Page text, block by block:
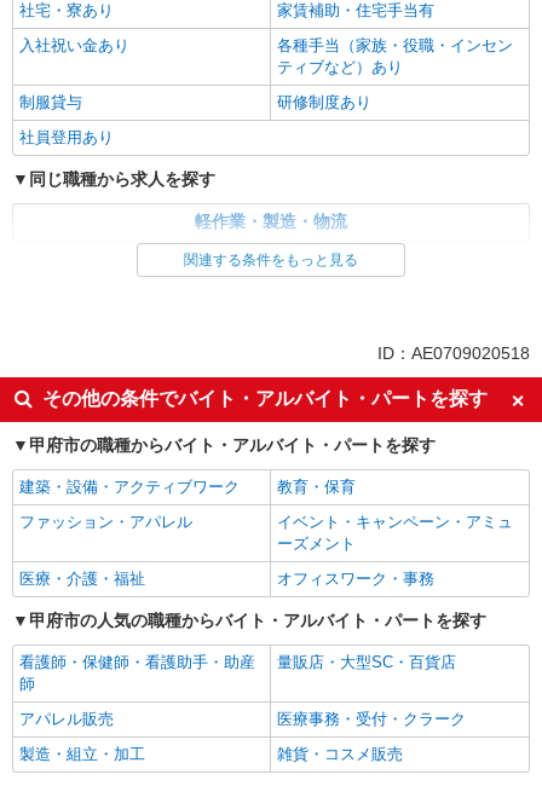
社宅・寮あり
家賃補助・住宅手当有
入社祝い金あり
各種手当（家族・役職・インセン
ティブなど）あり
制服貸与
研修制度あり
社員登用あり
同じ職種から求人を探す
軽作業・製造・物流
梱包・仕分け・ピッキング
ボーナス・賞与あり
日払い
短期（3ヶ月以内）
深夜
服装自由
オープニングスタッフ
車通勤OK
交通費支給
社会保険あり
社宅・寮あり
関連する条件をもっと見る
ID：AE0709020518
その他の条件でバイト・アルバイト・パートを探す
甲府市の職種からバイト・アルバイト・パートを探す
建築・設備・アクティブワーク
教育・保育
ファッション・アパレル
イベント・キャンペーン・アミュ
ーズメント
医療・介護・福祉
オフィスワーク・事務
甲府市の人気の職種からバイト・アルバイト・パートを探す
看護師・保健師・看護助手・助産
師
量販店・大型SC・百貨店
アパレル販売
医療事務・受付・クラーク
製造・組立・加工
雑貨・コスメ販売